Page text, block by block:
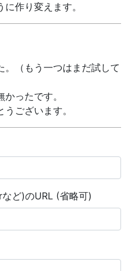
作り変えます。
。（もう一つはまだ試して
ったです。
ございます。
ど)のURL (省略可)